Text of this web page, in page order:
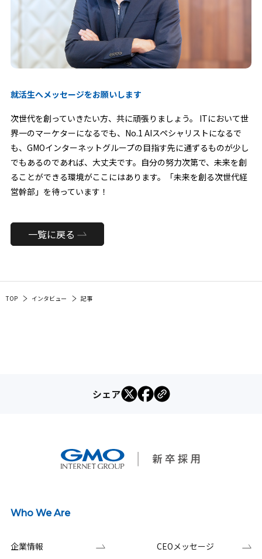
就活生へメッセージをお願いします
次世代を創っていきたい方、共に頑張りましょう。 ITにおいて世
界一のマーケターになるでも、No.1 AIスペシャリストになるで
も、GMOインターネットグループの目指す先に通ずるものが少し
でもあるのであれば、大丈夫です。自分の努力次第で、未来を創
ることができる環境がここにはあります。「未来を創る次世代経
営幹部」を待っています！
一覧に戻る
TOP インタビュー 記事
シェア
Who We Are
企業情報 CEOメッセージ